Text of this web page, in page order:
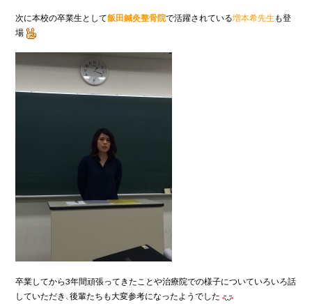
次に本校の卒業生として飯田鍼灸整骨院で活躍されている増本希先生も登
場
卒業してから3年間頑張ってきたことや治療院での様子についていろいろ話
していただき、後輩たちも大変参考になったようでした